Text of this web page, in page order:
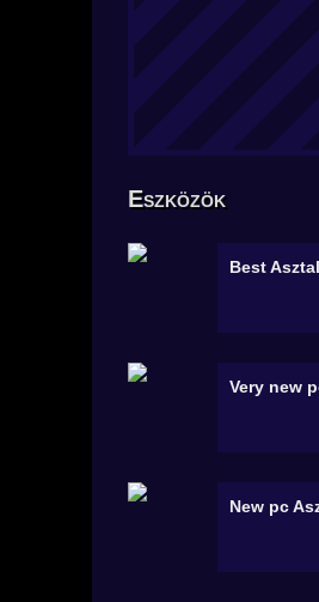
Eszközök
Best
Very new
New pc